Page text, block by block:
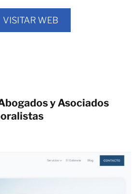
VISITAR WEB
y Asociados